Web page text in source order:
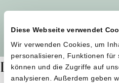
Diese Webseite verwendet
Wir verwenden Cookies, um
personalisieren, Funktionen für
können und die Zugriffe auf
analysieren. Außerdem geben
Dafür stehen wir